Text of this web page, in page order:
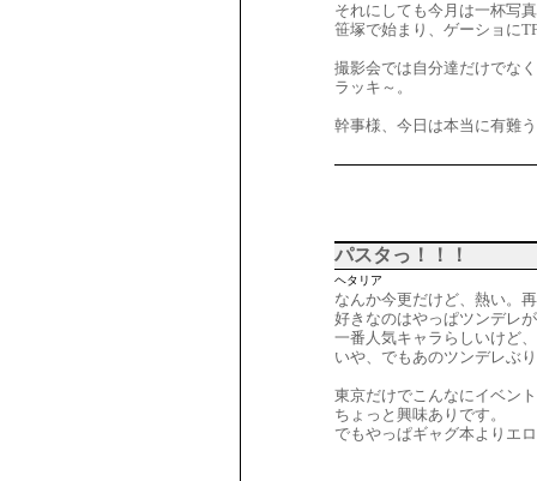
それにしても今月は一杯写
笹塚で始まり、ゲーショに
撮影会では自分達だけでな
ラッキ～。
幹事様、今日は本当に有難
パスタっ！！！
ヘタリア
なんか今更だけど、熱い。
好きなのはやっぱツンデレ
一番人気キャラらしいけど
いや、でもあのツンデレぶ
東京だけでこんなにイベン
ちょっと興味ありです。
でもやっぱギャグ本よりエ